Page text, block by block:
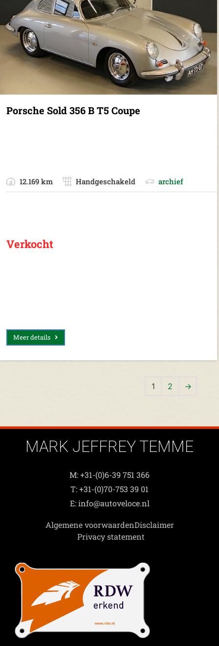
Porsche Sold 356 B T5 Coupe
12.169 km Handgeschakeld archief
Verkocht
Meer details
1 2 →
MARK JEFFREY TEMME
M: +31-(0)6-39 751 366
T: +31-(0)70-753 39 01
E: info@autoveloce.nl
Algemene voorwaardenDisclaimer
Privacy statement